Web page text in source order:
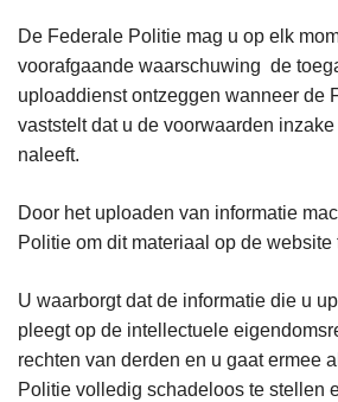
De Federale Politie mag u op elk
voorafgaande waarschuwing de
uploaddienst ontzeggen wanneer de
vaststelt dat u de voorwaarden
naleeft.
Door het uploaden van informatie
Politie om dit materiaal op de website
U waarborgt dat de informatie die u
pleegt op de intellectuele
rechten van derden en u gaat ermee
Politie volledig schadeloos te stellen